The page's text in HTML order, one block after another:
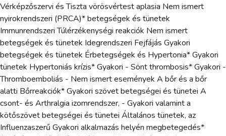
Vérképzőszervi és Tiszta vörösvértest aplasia Nem ismert
nyirokrendszeri (PRCA)* betegségek és tünetek
Immunrendszeri Túlérzékenységi reakciók Nem ismert
betegségek és tünetek Idegrendszeri Fejfájás Gyakori
betegségek és tünetek Érbetegségek és Hypertonia* Gyakori
tünetek Hypertoniás krízis* Gyakori - Sönt thrombosis* Gyakori -
Thromboemboliás - Nem ismert események A bőr és a bőr
alatti Bőrreakciók* Gyakori szövet betegségei és tünetei A
csont- és Arthralgia izomrendszer, - Gyakori valamint a
kötőszövet betegségei és tünetei Általános tünetek, az
Influenzaszerű Gyakori alkalmazás helyén megbetegedés*